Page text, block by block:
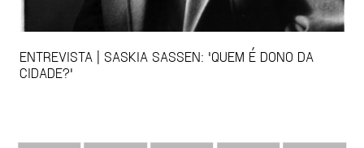
ENTREVISTA | SASKIA SASSEN: 'QUEM É DONO DA
CIDADE?'